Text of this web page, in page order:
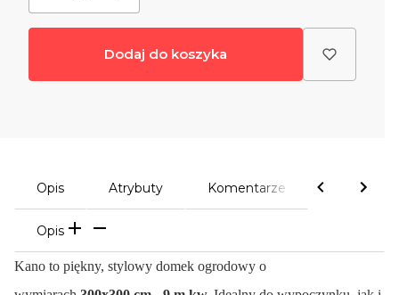
Dodaj do koszyka
Opis Atrybuty Komentarze
Opis
Kano to piękny, stylowy domek ogrodowy o